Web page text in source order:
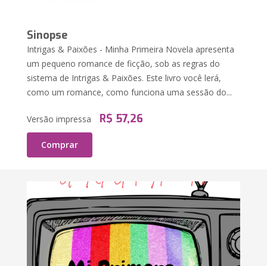
Sinopse
Intrigas & Paixões - Minha Primeira Novela apresenta
um pequeno romance de ficção, sob as regras do
sistema de Intrigas & Paixões. Este livro você lerá,
como um romance, como funciona uma sessão do...
Versão impressa R$ 57,26
Comprar